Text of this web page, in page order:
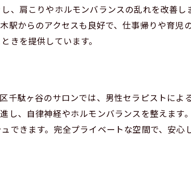
ピストの技術力を体感
でしか味わえない特別な施術
むくみに効果的な施術プラン
るセラピストの選び方
ンスを整える北参道のリンパマッサージ
バランス改善に効果的な施術法
、肩こりやホルモンバランスの乱れを改善
駅からのアクセスも良好で、仕事帰りや育児
きを提供しています。
千駄ヶ谷のサロンでは、男性セラピストによ
し、自律神経やホルモンバランスを整えます
できます。完全プライベートな空間で、安